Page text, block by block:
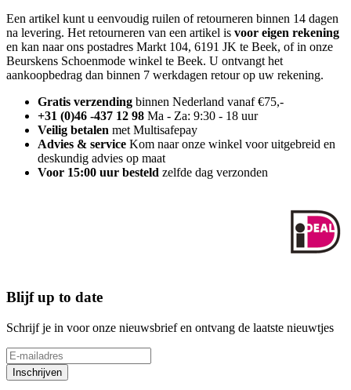
Een artikel kunt u eenvoudig ruilen of retourneren binnen 14 dagen
na levering. Het retourneren van een artikel is voor eigen rekening
en kan naar ons postadres Markt 104, 6191 JK te Beek, of in onze
Beurskens Schoenmode winkel te Beek. U ontvangt het
aankoopbedrag dan binnen 7 werkdagen retour op uw rekening.
Gratis verzending binnen Nederland vanaf €75,-
+31 (0)46 -437 12 98 Ma - Za: 9:30 - 18 uur
Veilig betalen met Multisafepay
Advies & service Kom naar onze winkel voor uitgebreid en
deskundig advies op maat
Voor 15:00 uur besteld zelfde dag verzonden
Blijf up to date
Schrijf je in voor onze nieuwsbrief en ontvang de laatste nieuwtjes
Inschrijven